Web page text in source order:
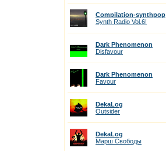
Compilation-synthpop
Synth Radio Vol.6!
Dark Phenomenon
Disfavour
Dark Phenomenon
Favour
DekaLog
Outsider
DekaLog
Марш Свободы